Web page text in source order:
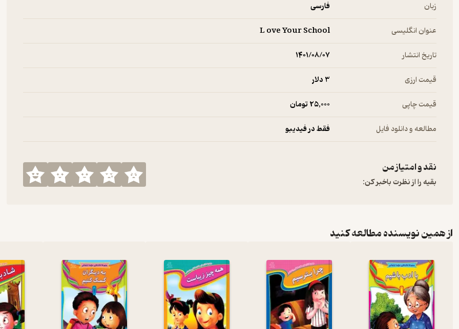
زبان فارسی
عنوان انگلیسی L ove Your School
تاریخ انتشار ۱۴۰۱/۰۸/۰۷
قیمت ارزی 3 دلار
قیمت چاپی 25,000 تومان
مطالعه و دانلود فایل فقط در فیدیبو
نقد و امتیاز من
بقیه را از نظرت باخبر کن:
از همین نویسنده مطالعه کنید